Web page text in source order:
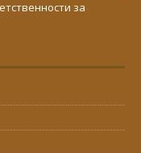
за